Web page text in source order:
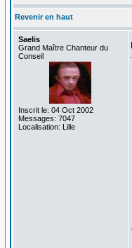
Revenir en haut
Saelis
Grand Maître Chanteur du
Conseil
Inscrit le: 04 Oct 2002
Messages: 7047
Localisation: Lille